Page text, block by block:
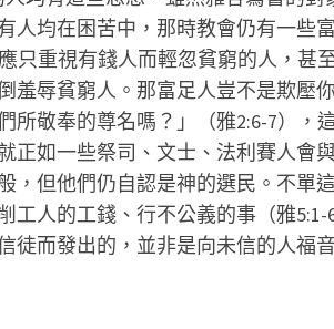
人均在困苦中，那時教會仍有一些
只重視有錢人而輕忽貧窮的人，甚
羞辱貧窮人。那富足人豈不是欺壓
所敬奉的尊名嗎？」（雅2:6-7），
正如一些祭司、文士、法利賽人會
，但他們仍自認是神的選民。不單
工人的工錢、行不公義的事（雅
徒而發出的，並非是向未信的人福